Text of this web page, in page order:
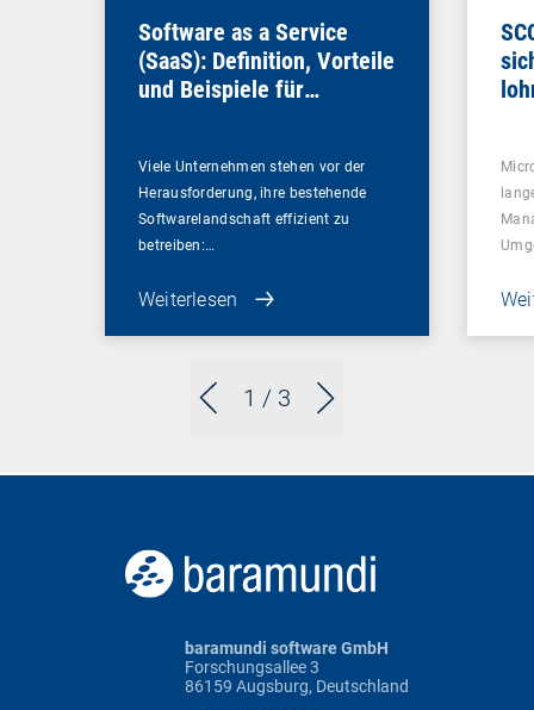
1 / 3
Software as a Service
(SaaS): Definition, Vorteile
und Beispiele für
Viele Unternehmen stehen vor der
Herausforderung, ihre bestehende
Softwarelandschaft effizient zu
betreiben:…
Weiterlesen
baramundi software GmbH
Forschungsallee 3
86159 Augsburg, Deutschland